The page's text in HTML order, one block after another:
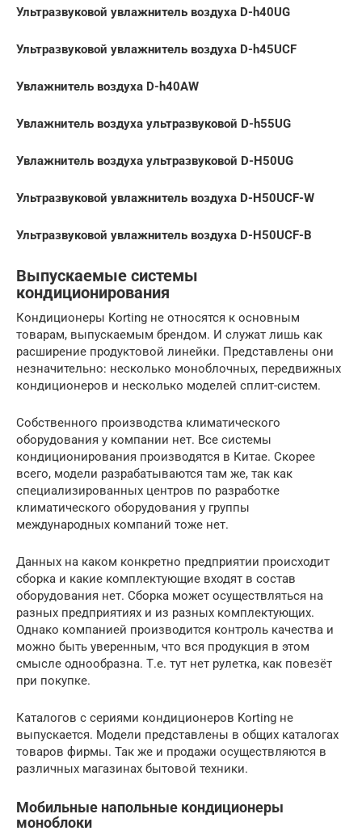
Ультразвуковой увлажнитель воздуха D-h40UG
Ультразвуковой увлажнитель воздуха D-h45UCF
Увлажнитель воздуха D-h40AW
Увлажнитель воздуха ультразвуковой D-h55UG
Увлажнитель воздуха ультразвуковой D-H50UG
Ультразвуковой увлажнитель воздуха D-H50UCF-W
Ультразвуковой увлажнитель воздуха D-H50UCF-B
Выпускаемые системы
кондиционирования
Кондиционеры Korting не относятся к основным
товарам, выпускаемым брендом. И служат лишь как
расширение продуктовой линейки. Представлены они
незначительно: несколько моноблочных, передвижных
кондиционеров и несколько моделей сплит-систем.
Собственного производства климатического
оборудования у компании нет. Все системы
кондиционирования производятся в Китае. Скорее
всего, модели разрабатываются там же, так как
специализированных центров по разработке
климатического оборудования у группы
международных компаний тоже нет.
Данных на каком конкретно предприятии происходит
сборка и какие комплектующие входят в состав
оборудования нет. Сборка может осуществляться на
разных предприятиях и из разных комплектующих.
Однако компанией производится контроль качества и
можно быть уверенным, что вся продукция в этом
смысле однообразна. Т.е. тут нет рулетка, как повезёт
при покупке.
Каталогов с сериями кондиционеров Korting не
выпускается. Модели представлены в общих каталогах
товаров фирмы. Так же и продажи осуществляются в
различных магазинах бытовой техники.
Мобильные напольные кондиционеры
моноблоки